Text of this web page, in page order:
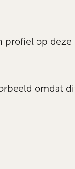
profiel op deze
omdat